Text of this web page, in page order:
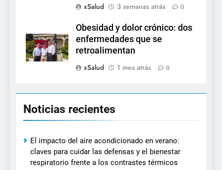
xSalud
3 semanas atrás 0
Obesidad y dolor crónico: dos
enfermedades que se
retroalimentan
xSalud
1 mes atrás 0
Noticias recientes
El impacto del aire acondicionado en verano:
claves para cuidar las defensas y el bienestar
respiratorio frente a los contrastes térmicos